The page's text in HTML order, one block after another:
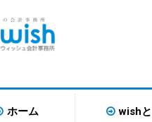
ホーム wish